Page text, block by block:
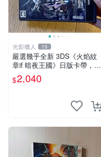
光影獵人 15
嚴選幾乎全新 3DS《火焰紋
章if 暗夜王國》日版卡帶，附
原裝盒子保存極佳，卡帶乾淨
無刮痕，讀取正常即插即玩。
$2,040